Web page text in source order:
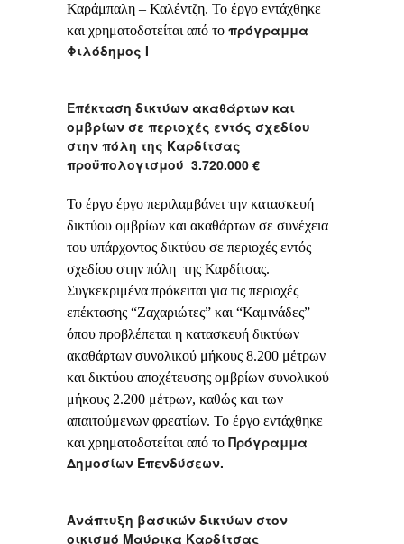
Καράμπαλη – Καλέντζη. Το έργο εντάχθηκε
και χρηματοδοτείται από το πρόγραμμα
Φιλόδημος Ι
Επέκταση δικτύων ακαθάρτων και
ομβρίων σε περιοχές εντός σχεδίου
στην πόλη της Καρδίτσας
προϋπολογισμού 3.720.000 €
Το έργο έργο περιλαμβάνει την κατασκευή
δικτύου ομβρίων και ακαθάρτων σε συνέχεια
του υπάρχοντος δικτύου σε περιοχές εντός
σχεδίου στην πόλη της Καρδίτσας.
Συγκεκριμένα πρόκειται για τις περιοχές
επέκτασης “Ζαχαριώτες” και “Καμινάδες”
όπου προβλέπεται η κατασκευή δικτύων
ακαθάρτων συνολικού μήκους 8.200 μέτρων
και δικτύου αποχέτευσης ομβρίων συνολικού
μήκους 2.200 μέτρων, καθώς και των
απαιτούμενων φρεατίων. Το έργο εντάχθηκε
και χρηματοδοτείται από το Πρόγραμμα
Δημοσίων Επενδύσεων.
Ανάπτυξη βασικών δικτύων στον
οικισμό Μαύρικα Καρδίτσας